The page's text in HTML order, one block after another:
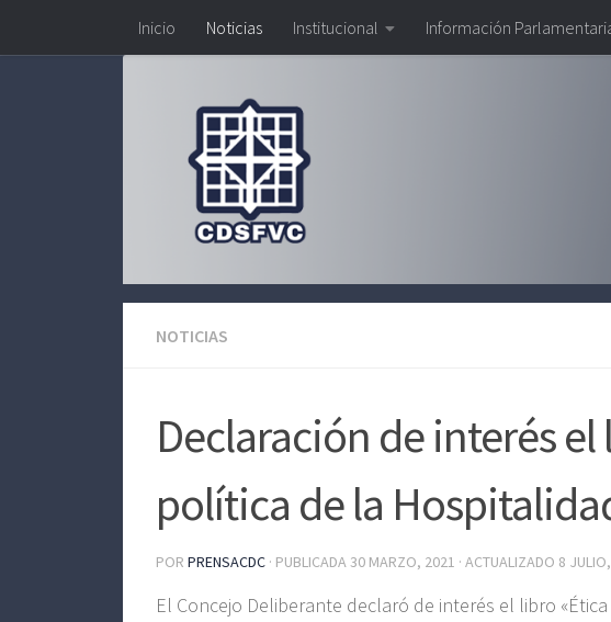
Saltar al contenido
Inicio Noticias Institucional Información
NOTICIAS
Declaración de interés el
política de la
POR PRENSACDC · PUBLICADA30 MARZO, 2021 · ACTUALIZADO 8
El Concejo Deliberante declaró de interés el libro